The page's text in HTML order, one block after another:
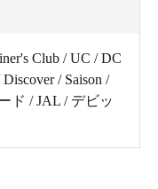
Club / UC / DC
/ Saison /
ド / JAL / デビッ